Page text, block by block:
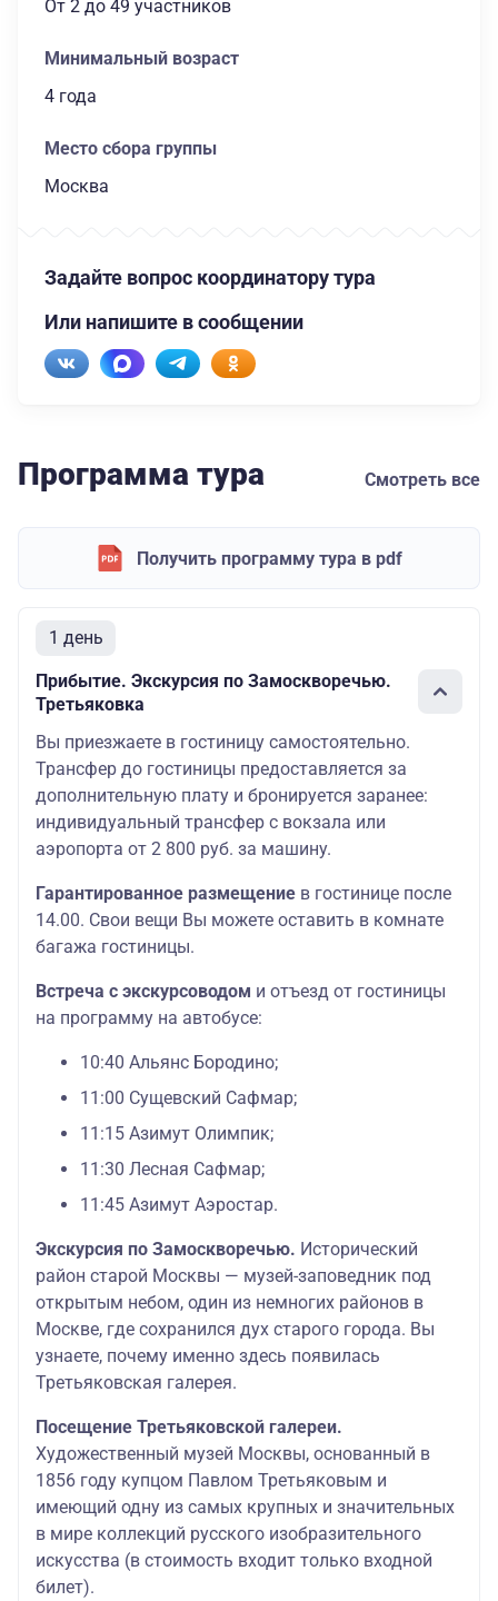
От 2 до 49 участников
Минимальный возраст
4 года
Место сбора группы
Москва
Задайте вопрос координатору тура
Или напишите в сообщении
Программа тура Смотреть все
Получить программу тура в pdf
1 день
Прибытие. Экскурсия по Замоскворечью.
Третьяковка
Вы приезжаете в гостиницу самостоятельно.
Трансфер до гостиницы предоставляется за
дополнительную плату и бронируется заранее:
индивидуальный трансфер с вокзала или
аэропорта от 2 800 руб. за машину.
Гарантированное размещение в гостинице после
14.00. Свои вещи Вы можете оставить в комнате
багажа гостиницы.
Встреча с экскурсоводом и отъезд от гостиницы
на программу на автобусе:
10:40 Альянс Бородино;
11:00 Сущевский Сафмар;
11:15 Азимут Олимпик;
11:30 Лесная Сафмар;
11:45 Азимут Аэростар.
Экскурсия по Замоскворечью. Исторический
район старой Москвы — музей-заповедник под
открытым небом, один из немногих районов в
Москве, где сохранился дух старого города. Вы
узнаете, почему именно здесь появилась
Третьяковская галерея.
Посещение Третьяковской галереи.
Художественный музей Москвы, основанный в
1856 году купцом Павлом Третьяковым и
имеющий одну из самых крупных и значительных
в мире коллекций русского изобразительного
искусства (в стоимость входит только входной
билет).